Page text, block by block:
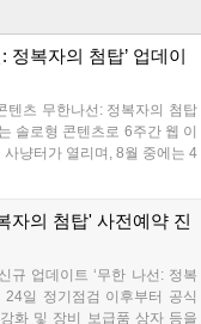
정복자의 첨탑’ 업데이
텐츠 무한나선: 정복자의 첨탑
솔로형 콘텐츠로 6주간 웹 이
냥터가 열리며, 8월 중에는 4
예정이다. 또한 11개 클래스
다....
자의 첨탑' 사전예약 진
규 업데이트 ‘무한 나선: 정복
일 정기점검 이후부터 공식
화 및 장비 보급품 상자 등을